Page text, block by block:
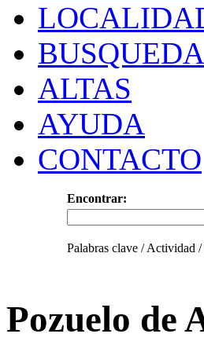
BUSQUEDA
ALTAS
AYUDA
CONTACTO
Encontrar:
Palabras clave / Actividad
Pozuelo de